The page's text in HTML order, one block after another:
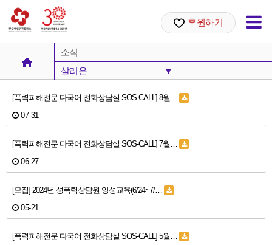
후원하기
소식
살러온
▼
성명서
[폭력피해전문 다국어 전화상담실 SOS-CALL] 8월…
07-31
[폭력피해전문 다국어 전화상담실 SOS-CALL] 7월…
06-27
[모집] 2024년 성폭력상담원 양성교육(6/24~7/…
05-21
[폭력피해전문 다국어 전화상담실 SOS-CALL] 5월…